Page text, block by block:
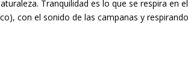
Tranquilidad es lo que se respira en
con el sonido de las campanas y